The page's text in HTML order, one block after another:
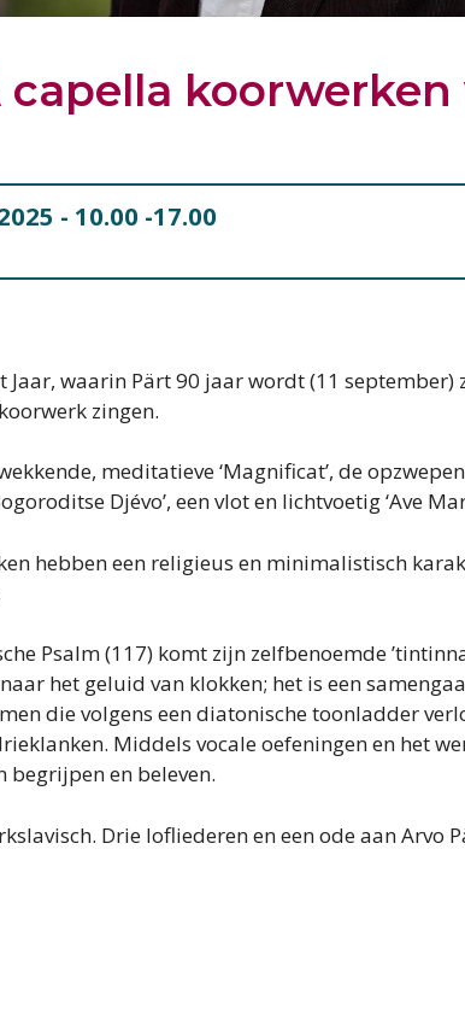
koorwerken
- 10.00 -17.00
Jaar, waarin Pärt 90 jaar wordt (11 september)
zingen.
meditatieve ‘Magnificat’, de
Djévo’, een vlot en lichtvoetig ‘Ave
hebben een religieus en minimalistisch
Psalm (117) komt zijn zelfbenoemde
het geluid van klokken; het is een
die volgens een diatonische toonladder
Middels vocale oefeningen en het
begrijpen en beleven.
Drie lofliederen en een ode aan Arvo